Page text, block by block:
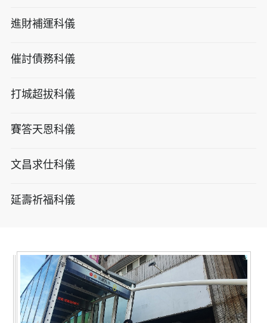
進財補運科儀
催討債務科儀
打城超拔科儀
賽答天恩科儀
文昌求仕科儀
延壽祈福科儀